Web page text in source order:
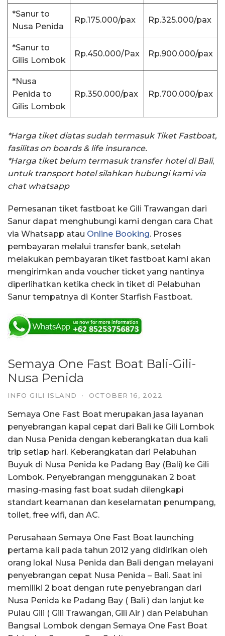
*Sanur to
Nusa Penida
Rp.175.000/pax Rp.325.000/pax
*Sanur to
Gilis Lombok
Rp.450.000/Pax Rp.900.000/pax
*Nusa
Penida to
Gilis Lombok
Rp.350.000/pax Rp.700.000/pax
*Harga tiket diatas sudah termasuk Tiket Fastboat,
fasilitas on boards & life insurance.
*Harga tiket belum termasuk transfer hotel di Bali,
untuk transport hotel silahkan hubungi kami via
chat whatsapp
Pemesanan tiket fastboat ke Gili Trawangan dari
Sanur dapat menghubungi kami dengan cara Chat
via Whatsapp atau Online Booking. Proses
pembayaran melalui transfer bank, setelah
melakukan pembayaran tiket fastboat kami akan
mengirimkan anda voucher ticket yang nantinya
diperlihatkan ketika check in tiket di Pelabuhan
Sanur tempatnya di Konter Starfish Fastboat.
Semaya One Fast Boat Bali-Gili-
Nusa Penida
INFO GILI ISLAND · OCTOBER 16, 2022
Semaya One Fast Boat merupakan jasa layanan
penyebrangan kapal cepat dari Bali ke Gili Lombok
dan Nusa Penida dengan keberangkatan dua kali
trip setiap hari. Keberangkatan dari Pelabuhan
Buyuk di Nusa Penida ke Padang Bay (Bali) ke Gili
Lombok. Penyebrangan menggunakan 2 boat
masing-masing fast boat sudah dilengkapi
standart keamanan dan keselamatan penumpang,
toilet, free wifi, dan AC.
Perusahaan Semaya One Fast Boat launching
pertama kali pada tahun 2012 yang didirikan oleh
orang lokal Nusa Penida dan Bali dengan melayani
penyebrangan cepat Nusa Penida – Bali. Saat ini
memiliki 2 boat dengan rute penyebrangan dari
Nusa Penida ke Padang Bay ( Bali ) dan lanjut ke
Pulau Gili ( Gili Trawangan, Gili Air ) dan Pelabuhan
Bangsal Lombok dengan Semaya One Fast Boat